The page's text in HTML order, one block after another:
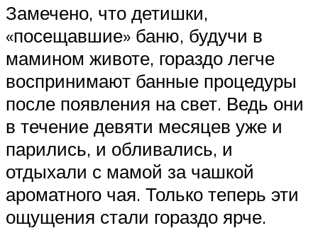
Замечено, что детишки,
«посещавшие» баню, будучи в
мамином животе, гораздо легче
воспринимают банные процедуры
после появления на свет. Ведь они
в течение девяти месяцев уже и
парились, и обливались, и
отдыхали с мамой за чашкой
ароматного чая. Только теперь эти
ощущения стали гораздо ярче.